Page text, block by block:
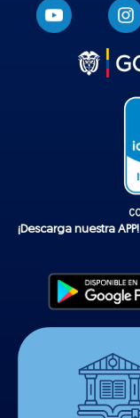
¡Descarga nuestra APP!